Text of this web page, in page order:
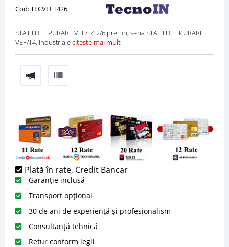
Cod: TECVEFT426
STATII DE EPURARE VEF/T4 2/6 preturi, seria STATII DE EPURARE
VEF/T4, Industrialeciteste mai mult
Plată în rate, Credit Bancar
Garanție inclusă
Transport opțional
30 de ani de experiență și profesionalism
Consultanță tehnică
Retur conform legii